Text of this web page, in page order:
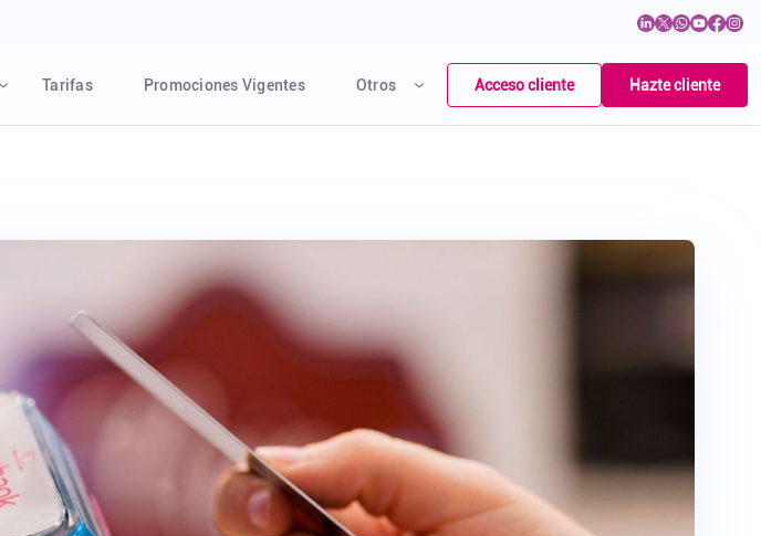
Tarifas Promociones Vigentes Otros Acceso cliente Hazte cliente